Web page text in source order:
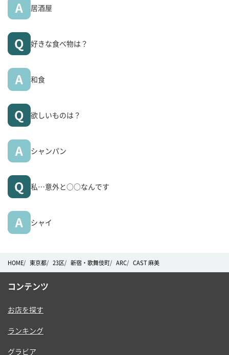
居酒屋
好きな食べ物は？
和食
欲しいものは？
シャンパン
私…意外と○○なんです
シャイ
HOME 東京都 23区 新宿・歌舞伎町 ARC CAST 麻美
コンテンツ
お店を探す
ランキング
グラビア